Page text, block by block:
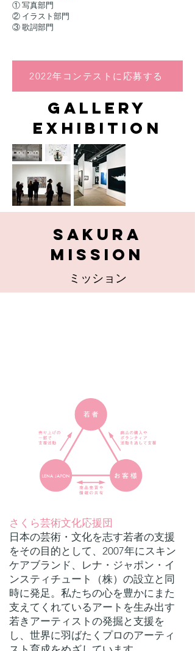
① 写真部門
② イラスト部門
③ 歌詞部門
2022年コンテストに応募する
gallery
exhibition
sakura
Mission
ミッション
さくら芸術文化応援団
日本の芸術・文化を志す若者の支援
をその目的として、2007年にスキン
ケアブランド、レナ・ジャポン・イ
ンスティチュート（株）の設立と同
時に発足。私たちの心を豊かにまた
支えてくれているアートを生み出す
若きアーティストの発掘と支援を
し、世界に羽ばたくプロのアーティ